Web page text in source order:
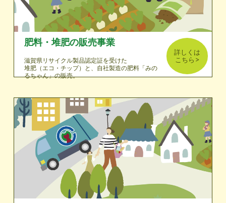
肥料・堆肥の販売事業
滋賀県リサイクル製品認定証を受けた
堆肥（エコ・チップ）と、自社製造の肥料「みの
るちゃん」の販売。
詳しくは
こちら